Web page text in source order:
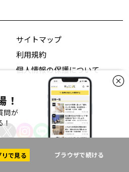
！
問が
！
で見る ブラウザで続ける
サイトマップ
利用規約
個人情報の保護について
Co., Ltd. all rights reserved.